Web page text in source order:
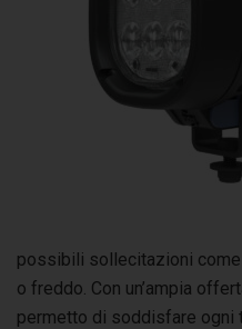
possibili sollecitazioni
o freddo. Con un’ampia
permetto di soddisfare ogni